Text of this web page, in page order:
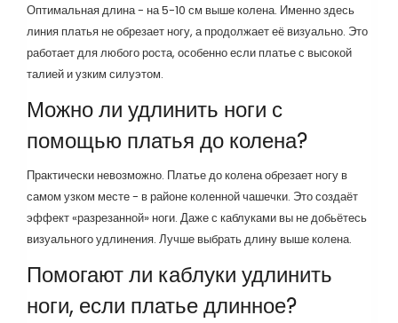
Оптимальная длина - на 5-10 см выше колена. Именно здесь
линия платья не обрезает ногу, а продолжает её визуально. Это
работает для любого роста, особенно если платье с высокой
талией и узким силуэтом.
Можно ли удлинить ноги с
помощью платья до колена?
Практически невозможно. Платье до колена обрезает ногу в
самом узком месте - в районе коленной чашечки. Это создаёт
эффект «разрезанной» ноги. Даже с каблуками вы не добьётесь
визуального удлинения. Лучше выбрать длину выше колена.
Помогают ли каблуки удлинить
ноги, если платье длинное?